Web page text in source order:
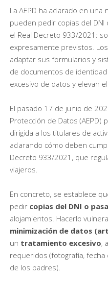
La AEPD ha aclarado en
pueden pedir copias del
el Real Decreto 933/2021:
expresamente previstos.
adaptar sus formularios y
de documentos de
excesivo de datos y elevan
El pasado 17 de junio de
Protección de Datos (AEPD)
dirigida a los titulares de
aclarando cómo deben
Decreto 933/2021, que
viajeros.
En concreto, se establece
pedir copias del DNI o
alojamientos. Hacerlo
minimización de datos
un tratamiento excesivo,
requeridos (fotografía, fecha
de los padres).